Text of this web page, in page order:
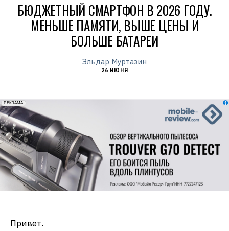
БЮДЖЕТНЫЙ СМАРТФОН В 2026 ГОДУ.
МЕНЬШЕ ПАМЯТИ, ВЫШЕ ЦЕНЫ И
БОЛЬШЕ БАТАРЕИ
Эльдар Муртазин
26 ИЮНЯ
erid: 2VfnxxmNzs5
РЕКЛАМА
Привет.